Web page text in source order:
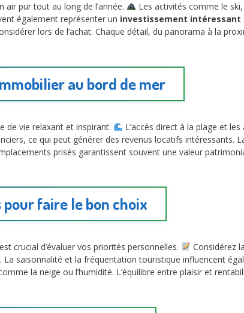
pur tout au long de l’année.
Les activités comme le
également représenter un investissement intéressant
lors de l’achat. Chaque détail, du panorama à la
au bord de mer
de vie relaxant et inspirant.
L’accès direct à la plage et
ce qui peut générer des revenus locatifs intéressants.
prisés garantissent souvent une valeur
faire le bon choix
crucial d’évaluer vos priorités personnelles.
Considérez
. La saisonnalité et la fréquentation touristique influencent
la neige ou l’humidité. L’équilibre entre plaisir et